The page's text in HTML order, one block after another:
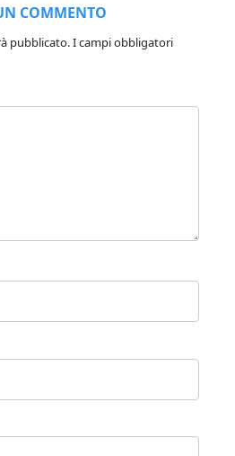
COMMENTO
pubblicato.I campi obbligatori